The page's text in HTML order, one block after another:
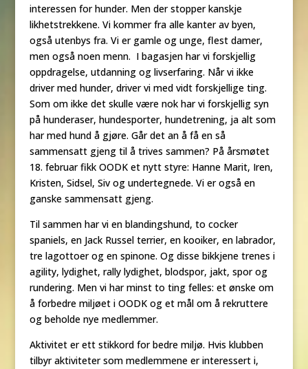
interessen for hunder. Men der stopper kanskje
likhetstrekkene. Vi kommer fra alle kanter av byen,
også utenbys fra. Vi er gamle og unge, flest damer,
men også noen menn. I bagasjen har vi forskjellig
oppdragelse, utdanning og livserfaring. Når vi ikke
driver med hunder, driver vi med vidt forskjellige ting.
Som om ikke det skulle være nok har vi forskjellig syn
på hunderaser, hundesporter, hundetrening, ja alt som
har med hund å gjøre. Går det an å få en så
sammensatt gjeng til å trives sammen? På årsmøtet
18. februar fikk OODK et nytt styre: Hanne Marit, Iren,
Kristen, Sidsel, Siv og undertegnede. Vi er også en
ganske sammensatt gjeng.
Til sammen har vi en blandingshund, to cocker
spaniels, en Jack Russel terrier, en kooiker, en labrador,
tre lagottoer og en spinone. Og disse bikkjene trenes i
agility, lydighet, rally lydighet, blodspor, jakt, spor og
rundering. Men vi har minst to ting felles: et ønske om
å forbedre miljøet i OODK og et mål om å rekruttere
og beholde nye medlemmer.
Aktivitet er ett stikkord for bedre miljø. Hvis klubben
tilbyr aktiviteter som medlemmene er interessert i,